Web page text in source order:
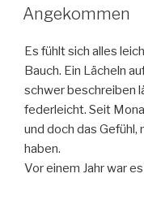
AM
Angekommen
Es fühlt sich alles
Bauch. Ein Lächeln
schwer beschreiben
federleicht. Seit
und doch das Gefühl,
haben.
Vor einem Jahr war